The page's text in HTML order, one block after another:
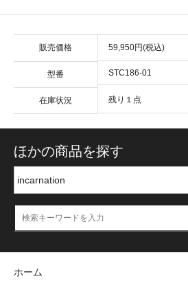
販売価格 59,950円(税込)
型番 STC186-01
在庫状況 残り１点
ほかの商品を探す
ホーム